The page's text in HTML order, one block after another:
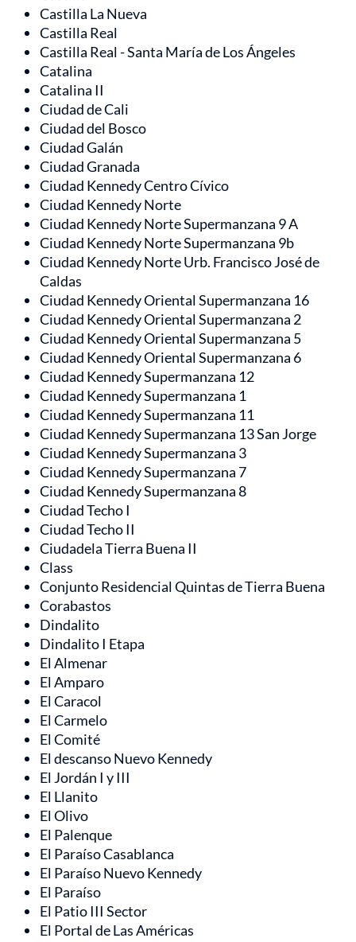
Castilla La Nueva
Castilla Real
Castilla Real - Santa María de Los Ángeles
Catalina
Catalina II
Ciudad de Cali
Ciudad del Bosco
Ciudad Galán
Ciudad Granada
Ciudad Kennedy Centro Cívico
Ciudad Kennedy Norte
Ciudad Kennedy Norte Supermanzana 9 A
Ciudad Kennedy Norte Supermanzana 9b
Ciudad Kennedy Norte Urb. Francisco José de
Caldas
Ciudad Kennedy Oriental Supermanzana 16
Ciudad Kennedy Oriental Supermanzana 2
Ciudad Kennedy Oriental Supermanzana 5
Ciudad Kennedy Oriental Supermanzana 6
Ciudad Kennedy Supermanzana 12
Ciudad Kennedy Supermanzana 1
Ciudad Kennedy Supermanzana 11
Ciudad Kennedy Supermanzana 13 San Jorge
Ciudad Kennedy Supermanzana 3
Ciudad Kennedy Supermanzana 7
Ciudad Kennedy Supermanzana 8
Ciudad Techo I
Ciudad Techo II
Ciudadela Tierra Buena II
Class
Conjunto Residencial Quintas de Tierra Buena
Corabastos
Dindalito
Dindalito I Etapa
El Almenar
El Amparo
El Caracol
El Carmelo
El Comité
El descanso Nuevo Kennedy
El Jordán I y III
El Llanito
El Olivo
El Palenque
El Paraíso Casablanca
El Paraíso Nuevo Kennedy
El Paraíso
El Patio III Sector
El Portal de Las Américas